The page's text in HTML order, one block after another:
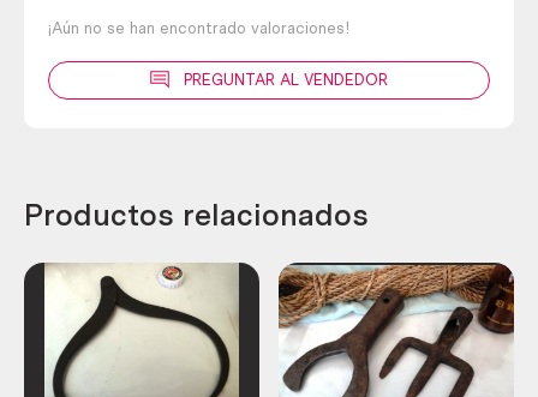
¡Aún no se han encontrado valoraciones!
PREGUNTAR AL VENDEDOR
Productos relacionados